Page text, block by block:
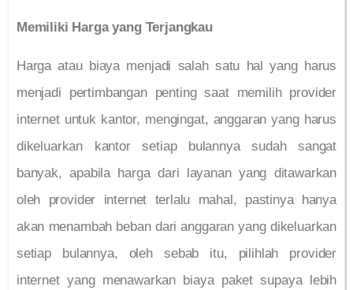
Memiliki Harga yang Terjangkau
Harga atau biaya menjadi salah satu hal yang harus
menjadi pertimbangan penting saat memilih provider
internet untuk kantor, mengingat, anggaran yang harus
dikeluarkan kantor setiap bulannya sudah sangat
banyak, apabila harga dari layanan yang ditawarkan
oleh provider internet terlalu mahal, pastinya hanya
akan menambah beban dari anggaran yang dikeluarkan
setiap bulannya, oleh sebab itu, pilihlah provider
internet yang menawarkan biaya paket supaya lebih